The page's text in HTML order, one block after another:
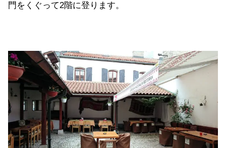
門をくぐって2階に登ります。